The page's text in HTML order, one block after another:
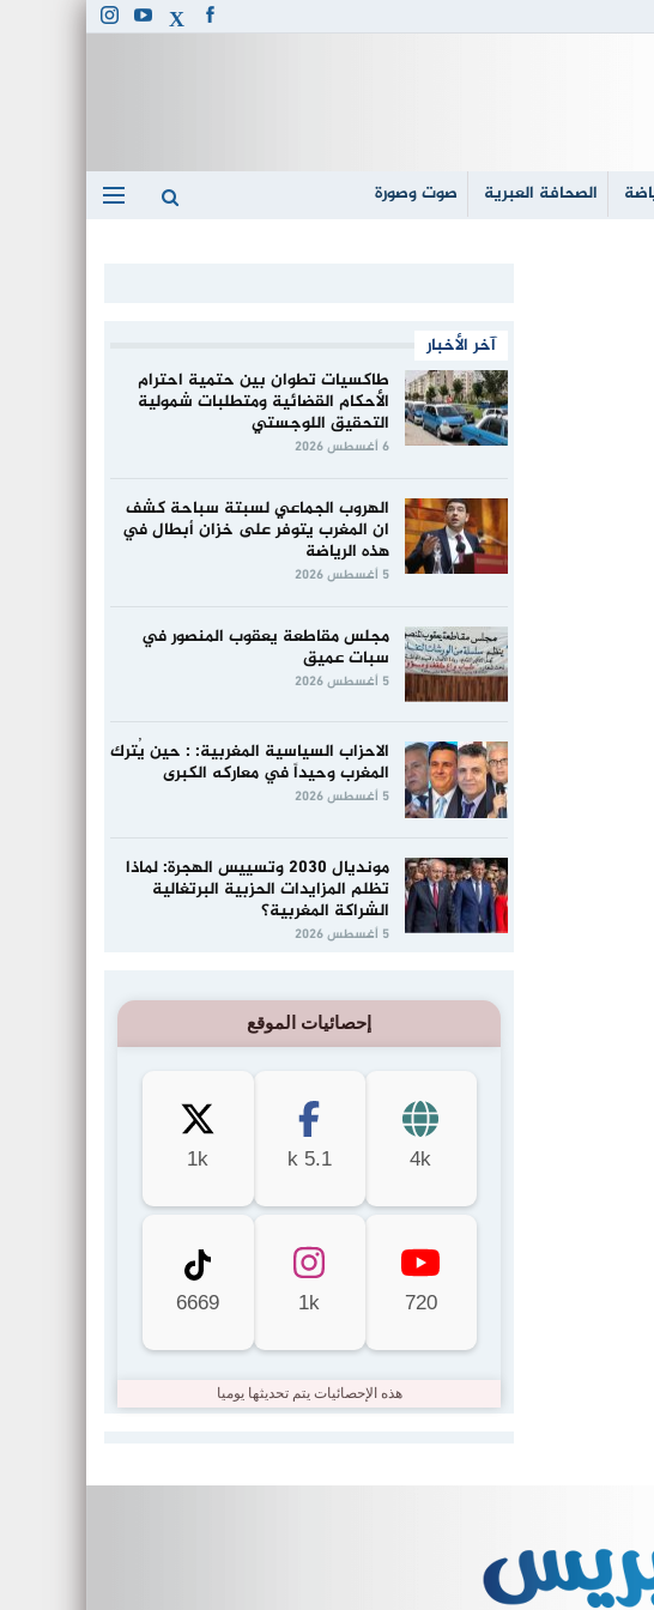
الصحافة العبرية صوت وصورة
آخر الأخبار
طاكسيات تطوان بين حتمية احترام
الأحكام القضائية ومتطلبات شمولية
التحقيق اللوجستي
6 أغسطس 2026
الهروب الجماعي لسبتة سباحة كشف
ان المغرب يتوفر على خزان أبطال في
هذه الرياضة
5 أغسطس 2026
مجلس مقاطعة يعقوب المنصور في
سبات عميق
5 أغسطس 2026
الاحزاب السياسية المغربية: : حين يُترك
المغرب وحيداً في معاركه الكبرى
5 أغسطس 2026
مونديال 2030 وتسييس الهجرة: لماذا
تظلم المزايدات الحزبية البرتغالية
الشراكة المغربية؟
5 أغسطس 2026
إحصائيات الموقع
4k
5.1 k
1k
720
1k
6669
هذه الإحصائيات يتم تحديثها يوميا